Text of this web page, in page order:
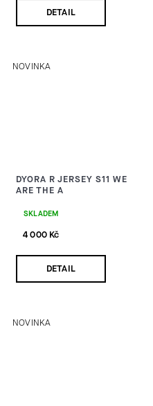
DETAIL
NOVINKA
DYORA R JERSEY S11 WE
ARE THE A
SKLADEM
4 000 Kč
DETAIL
NOVINKA